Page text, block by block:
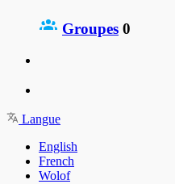
Groupes 0
Langue
English
French
Wolof